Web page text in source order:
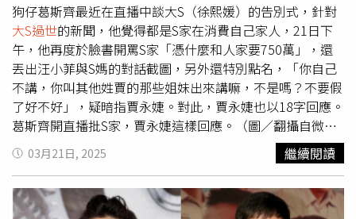
狗仔葛斯齊最近在直播中談大S（徐熙媛）的告別式，針對
大S過世的新聞，他覺得都是S家在消費自己家人，21日下
午，他再度於臉書開罵S家「憑什麼和人家要750萬」，還
丟出汪小菲與S媽的對話截圖，另外還特別點名，「你自己
不講，你叫其他姓賈的那些姐妹出來講嘛，不是嗎？不要假
了好不好」，疑暗指賈永婕。對此，賈永婕也以18字回應。
葛斯齊開直播批S家，賈永婕這樣回應。（圖／翻攝自微
博、臉書） 針對葛斯齊暗指這個爆料的姐妹正是與徐家關
係密切的賈永婕，對此，據《三立新聞網》引述證賈永婕回
應，她僅以18字表示，｢做人要有同理心。理智一點、善良
一點」！稍早，葛斯齊透過直播表示，大S過世後，媒體拍
03月21日, 2025 繼續閱讀